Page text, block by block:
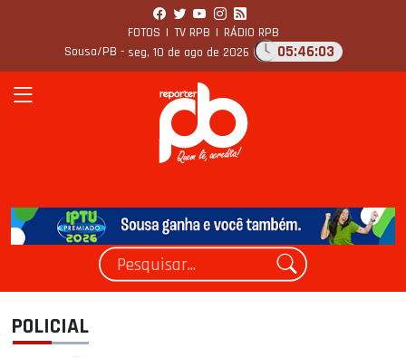
FOTOS | TV RPB | RÁDIO RPB
Sousa/PB - seg, 10 de ago de 2026 05:46:04
POLICIAL